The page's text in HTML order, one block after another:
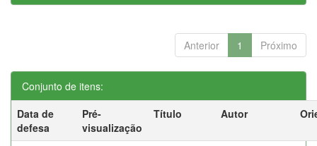
Anterior 1 Próximo
Conjunto de itens:
Data de
defesa
Pré-
visualização
Título Autor